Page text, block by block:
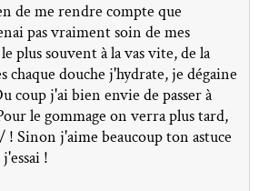
de me rendre compte que
pas vraiment soin de mes
le plus souvent à la vas vite, de la
chaque douche j'hydrate, je dégaine
coup j'ai bien envie de passer à
le gommage on verra plus tard,
Sinon j'aime beaucoup ton astuce
!